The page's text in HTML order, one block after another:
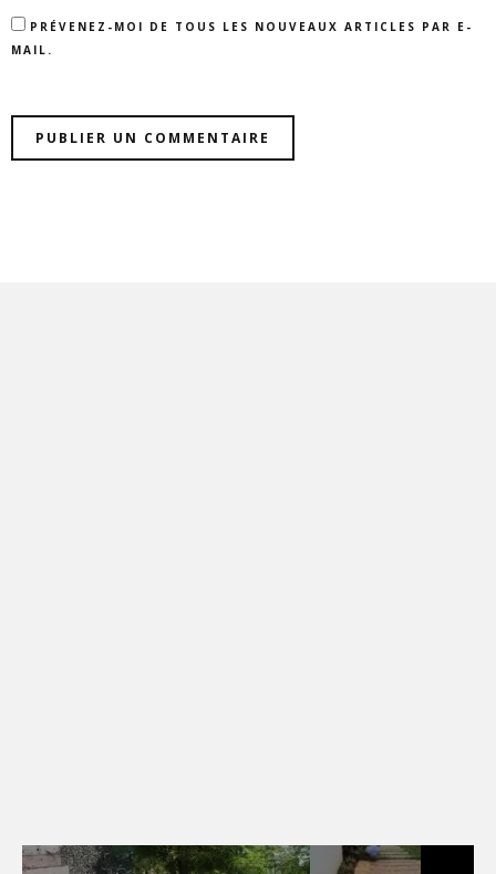
PRÉVENEZ-MOI DE TOUS LES NOUVEAUX ARTICLES PAR E-
MAIL.